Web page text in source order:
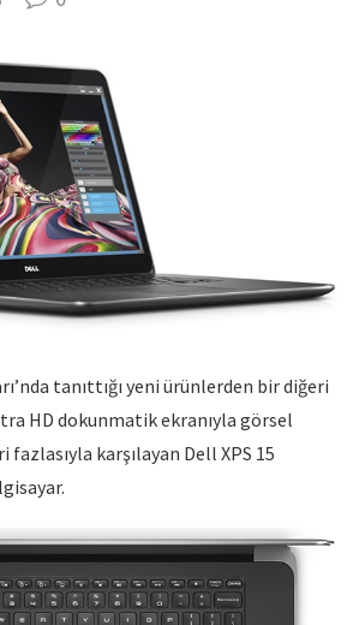
tanıttığı yeni ürünlerden bir diğeri
HD dokunmatik ekranıyla görsel
karşılayan Dell XPS 15